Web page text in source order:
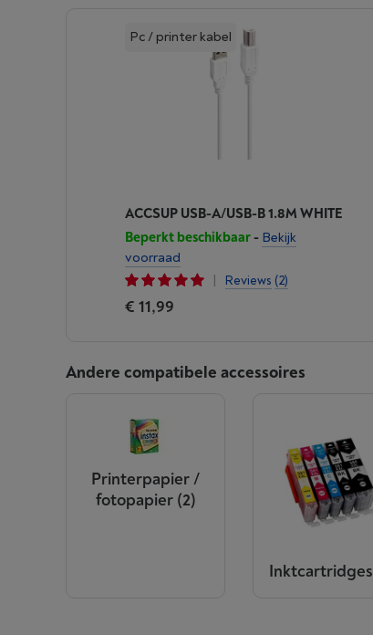
Pc / printer kabel
ACCSUP USB-A/USB-B 1.8M WHITE
Beperkt beschikbaar- Bekijk
voorraad
|
Reviews (2)
€ 11,99
Andere compatibele accessoires
Printerpapier /
fotopapier(2)
Inktcartridges